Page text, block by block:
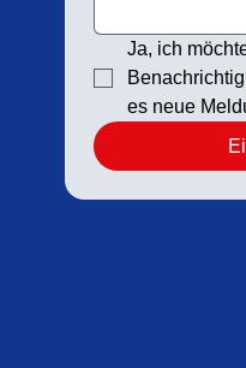
Ja, ich
es neue